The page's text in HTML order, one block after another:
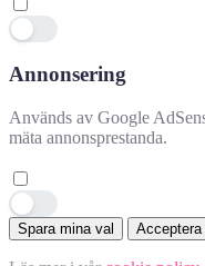
Annonsering
Används av Google
mäta annonsprestanda.
Spara mina val Acceptera